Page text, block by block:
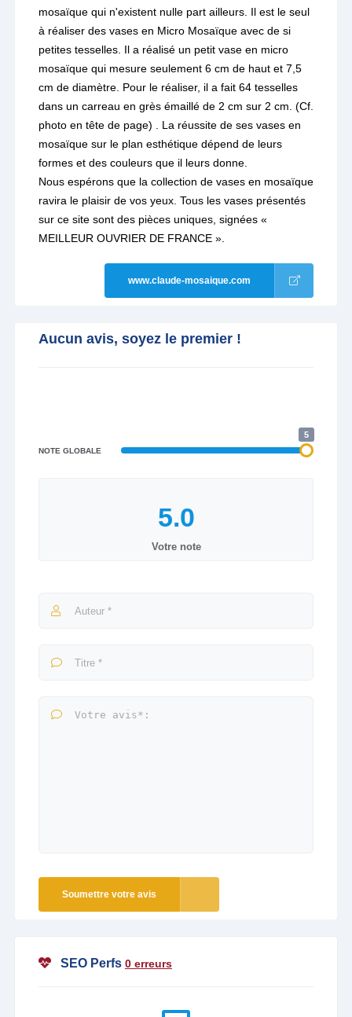
mosaïque qui n'existent nulle part ailleurs. Il est le seul
à réaliser des vases en Micro Mosaïque avec de si
petites tesselles. Il a réalisé un petit vase en micro
mosaïque qui mesure seulement 6 cm de haut et 7,5
cm de diamètre. Pour le réaliser, il a fait 64 tesselles
dans un carreau en grès émaillé de 2 cm sur 2 cm. (Cf.
photo en tête de page) . La réussite de ses vases en
mosaïque sur le plan esthétique dépend de leurs
formes et des couleurs que il leurs donne.
Nous espérons que la collection de vases en mosaïque
ravira le plaisir de vos yeux. Tous les vases présentés
sur ce site sont des pièces uniques, signées «
MEILLEUR OUVRIER DE FRANCE ».
www.claude-mosaique.com
Aucun avis, soyez le premier !
NOTE GLOBALE
5
Votre note
Soumettre votre avis
SEO Perfs 0 erreurs